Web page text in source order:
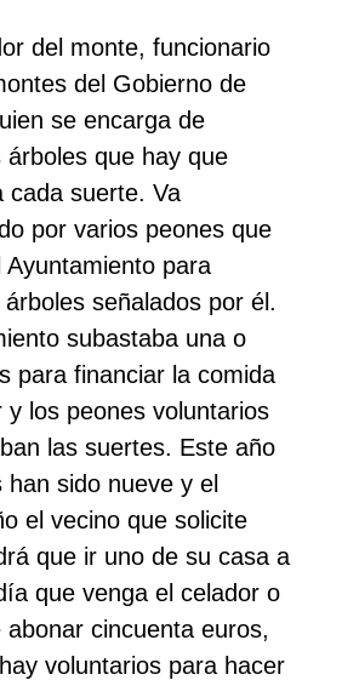
del monte, funcionario
del Gobierno de
se encarga de
árboles que hay que
cada suerte. Va
por varios peones que
Ayuntamiento para
señalados por él.
subastaba una o
para financiar la comida
y los peones voluntarios
las suertes. Este año
han sido nueve y el
el vecino que solicite
que ir uno de su casa a
que venga el celador o
abonar cincuenta euros,
voluntarios para hacer